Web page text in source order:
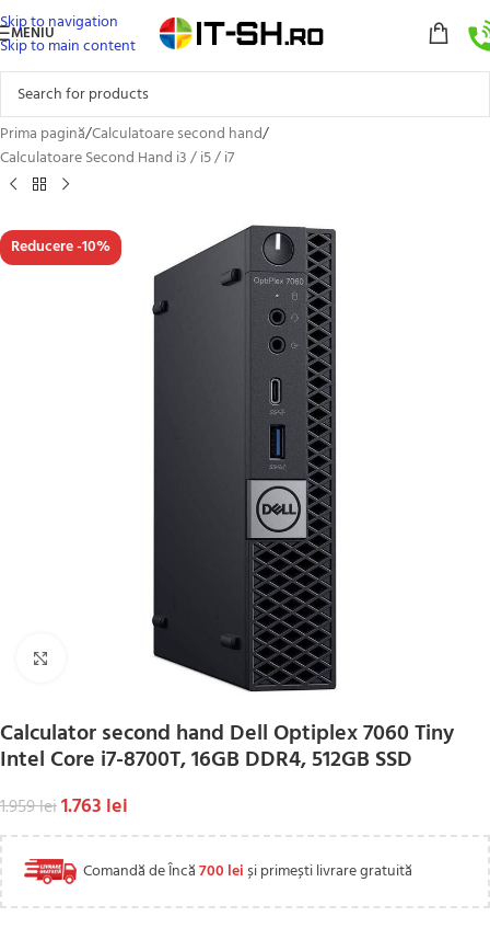
Skip to navigation
Skip to main content
MENIU
Prima pagină/Calculatoare second hand/
Calculatoare Second Hand i3 / i5 / i7
Reducere -10%
Click to enlarge
Calculator second hand Dell Optiplex 7060 Tiny
Intel Core i7-8700T, 16GB DDR4, 512GB SSD
1.959lei1.763 lei
Comandă de Încă700 leiși primești livrare gratuită